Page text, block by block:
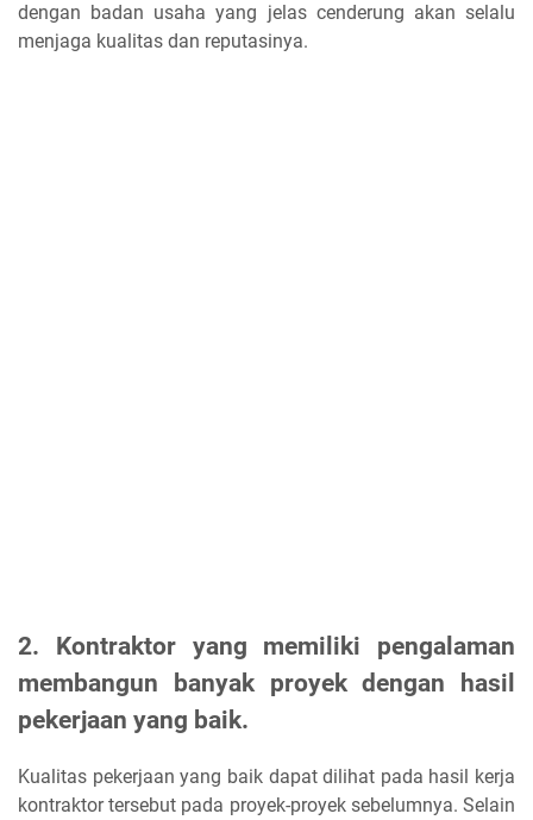
dengan badan usaha yang jelas cenderung akan selalu
menjaga kualitas dan reputasinya.
2. Kontraktor yang memiliki pengalaman
membangun banyak proyekdengan hasil
pekerjaan yang baik.
Kualitas pekerjaan yang baik dapat dilihat pada hasil kerja
kontraktor tersebut pada proyek-proyek sebelumnya. Selain